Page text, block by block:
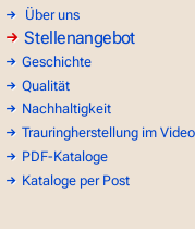
Über uns
Stellenangebot
Geschichte
Qualität
Nachhaltigkeit
Trauringherstellung im Video
PDF-Kataloge
Kataloge per Post